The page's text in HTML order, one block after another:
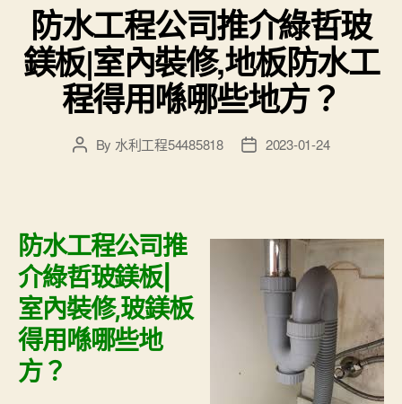
防水工程公司推介綠哲玻
鎂板|室內裝修,地板防水工
程得用喺哪些地方？
PostBy 水利工程54485818
Post2023-01-24
防水工程公司推
介綠哲玻鎂板|
室內裝修,玻鎂板
得用喺哪些地
方？